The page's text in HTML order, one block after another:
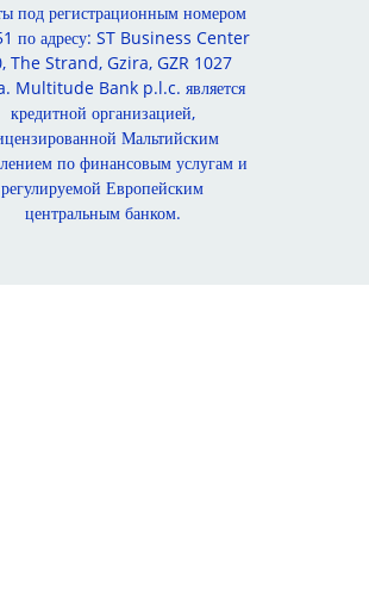
под регистрационным номером
по адресу: ST Business Center
The Strand, Gzira, GZR 1027
Multitude Bank p.l.c. является
кредитной организацией,
Мальтийским
по финансовым услугам и
регулируемой Европейским
центральным банком.